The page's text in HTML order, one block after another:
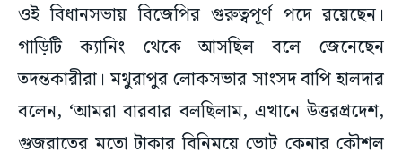
ওই বিধানসভায় বিজেপির গুরুত্বপূর্ণ পদে রয়েছেন।
গাড়িটি ক্যানিং থেকে আসছিল বলে জেনেছেন
তদন্তকারীরা। মথুরাপুর লোকসভার সাংসদ বাপি হালদার
বলেন, ‘আমরা বারবার বলছিলাম, এখানে উত্তরপ্রদেশ,
গুজরাতের মতো টাকার বিনিময়ে ভোট কেনার কৌশল